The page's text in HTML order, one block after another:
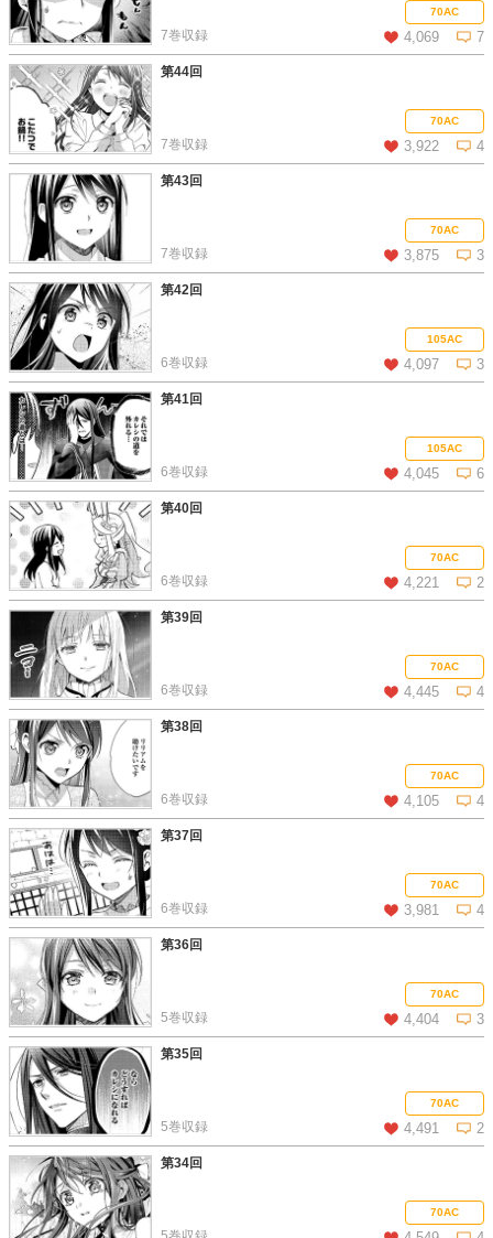
この話を読む コメントを見る70AC
4,069 7
7巻収録
この話を読む コメントを見る
第44回
70AC
3,922 4
7巻収録
この話を読む コメントを見る
第43回
70AC
3,875 3
7巻収録
この話を読む コメントを見る
第42回
105AC
4,097 3
6巻収録
この話を読む コメントを見る
第41回
105AC
4,045 6
6巻収録
この話を読む コメントを見る
第40回
70AC
4,221 2
6巻収録
この話を読む コメントを見る
第39回
70AC
4,445 4
6巻収録
この話を読む コメントを見る
第38回
70AC
4,105 4
6巻収録
この話を読む コメントを見る
第37回
70AC
3,981 4
6巻収録
この話を読む コメントを見る
第36回
70AC
4,404 3
5巻収録
この話を読む コメントを見る
第35回
70AC
4,491 2
5巻収録
この話を読む コメントを見る
第34回
70AC